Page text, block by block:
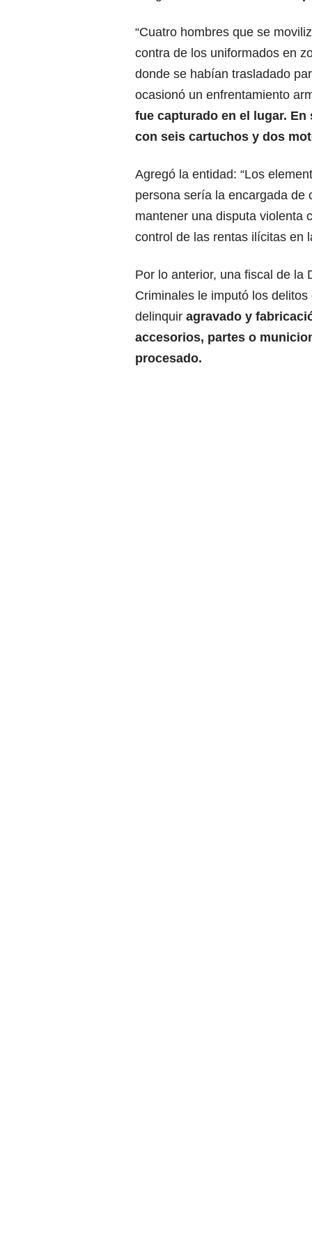
“Cuatro hombres que se
contra de los uniformados en
donde se habían trasladado
ocasionó un enfrentamiento
fue capturado en el lugar.
con seis cartuchos y dos
Agregó la entidad: “Los
persona sería la encargada de
mantener una disputa violenta
control de las rentas ilícitas en
Por lo anterior, una fiscal de la
Criminales le imputó los
delinquir agravado y
accesorios, partes o
procesado.